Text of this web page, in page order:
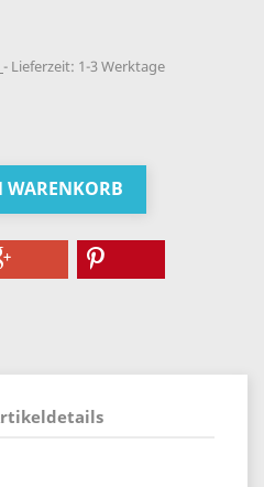
Lieferzeit: 1-3 Werktage
WARENKORB